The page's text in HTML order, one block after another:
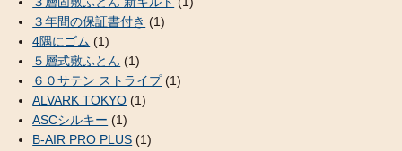
３年間の保証書付き (1)
4隅にゴム (1)
５層式敷ふとん (1)
６０サテン ストライプ(1)
ALVARK TOKYO (1)
ASCシルキー (1)
B-AIR PRO PLUS (1)